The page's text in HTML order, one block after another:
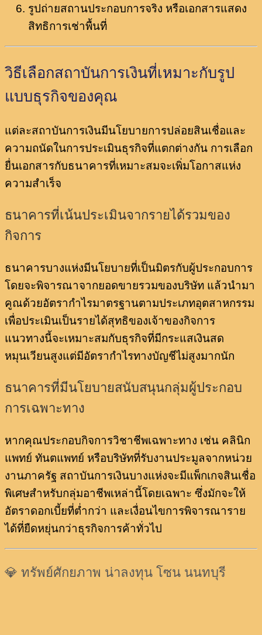
รูปถ่ายสถานประกอบการจริง หรือเอกสารแสดง
สิทธิการเช่าพื้นที่
วิธีเลือกสถาบันการเงินที่เหมาะกับรูป
แบบธุรกิจของคุณ
แต่ละสถาบันการเงินมีนโยบายการปล่อยสินเชื่อและ
ความถนัดในการประเมินธุรกิจที่แตกต่างกัน การเลือก
ยื่นเอกสารกับธนาคารที่เหมาะสมจะเพิ่มโอกาสแห่ง
ความสำเร็จ
ธนาคารที่เน้นประเมินจากรายได้รวมของ
กิจการ
ธนาคารบางแห่งมีนโยบายที่เป็นมิตรกับผู้ประกอบการ
โดยจะพิจารณาจากยอดขายรวมของบริษัท แล้วนำมา
คูณด้วยอัตรากำไรมาตรฐานตามประเภทอุตสาหกรรม
เพื่อประเมินเป็นรายได้สุทธิของเจ้าของกิจการ
แนวทางนี้จะเหมาะสมกับธุรกิจที่มีกระแสเงินสด
หมุนเวียนสูงแต่มีอัตรากำไรทางบัญชีไม่สูงมากนัก
ธนาคารที่มีนโยบายสนับสนุนกลุ่มผู้ประกอบ
การเฉพาะทาง
หากคุณประกอบกิจการวิชาชีพเฉพาะทาง เช่น คลินิก
แพทย์ ทันตแพทย์ หรือบริษัทที่รับงานประมูลจากหน่วย
งานภาครัฐ สถาบันการเงินบางแห่งจะมีแพ็กเกจสินเชื่อ
พิเศษสำหรับกลุ่มอาชีพเหล่านี้โดยเฉพาะ ซึ่งมักจะให้
อัตราดอกเบี้ยที่ต่ำกว่า และเงื่อนไขการพิจารณาราย
ได้ที่ยืดหยุ่นกว่าธุรกิจการค้าทั่วไป
💎 ทรัพย์ศักยภาพ น่าลงทุน โซน นนทบุรี